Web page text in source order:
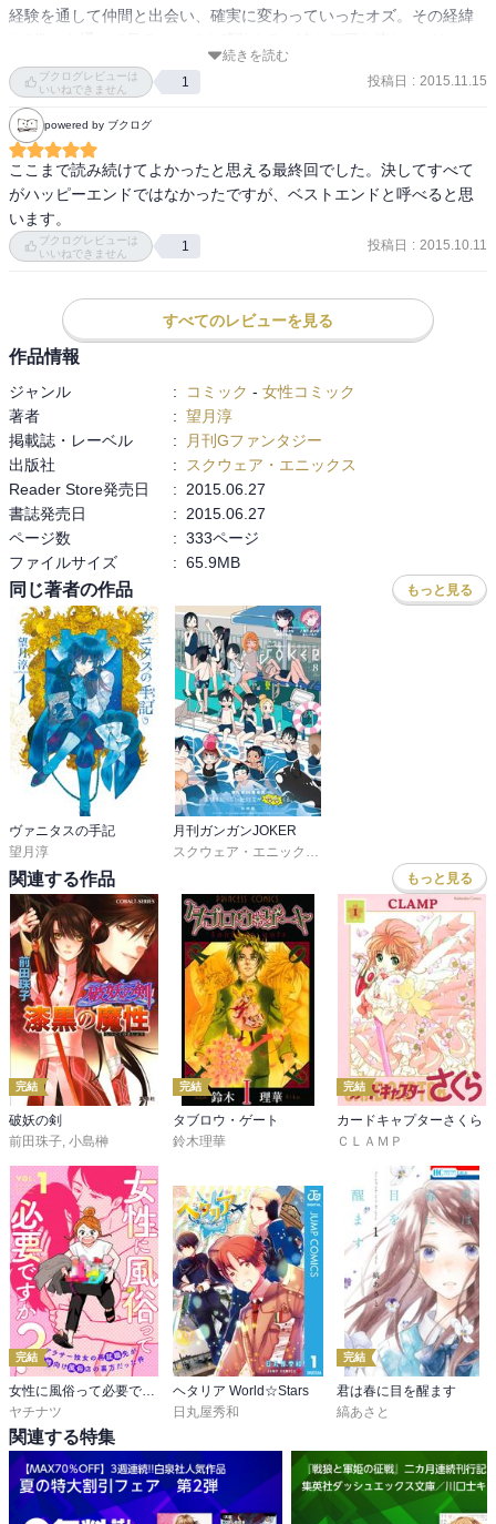
経験を通して仲間と出会い、確実に変わっていったオズ。その経緯
まで読み終えた。大好きな作品。続きを読む
ブクログレビューは
いいねできません
1 投稿日 : 2015.11.15
powered by ブクログ
ここまで読み続けてよかったと思える最終回でした。決してすべて
がハッピーエンドではなかったですが、ベストエンドと呼べると思
います。
ブクログレビューは
いいねできません
1 投稿日 : 2015.10.11
すべてのレビューを見る
作品情報
ジャンル : コミック - 女性コミック
著者
: 望月淳
掲載誌・レーベル
:
月刊Gファンタジー
出版社
:
スクウェア・エニックス
Reader Store発売日
:
2015.06.27
書誌発売日
:
2015.06.27
ページ数
: 333ページ
ファイルサイズ
: 65.9MB
同じ著者の作品 もっと見る
ヴァニタスの手記
望月淳
月刊ガンガンJOKER
スクウェア・エニックス
関連する作品 もっと見る
完結
破妖の剣
前田珠子 小島榊
完結
タブロウ・ゲート
鈴木理華
完結
カードキャプターさくら
ＣＬＡＭＰ
完結
女性に風俗って必要ですか？～アラサー独女の再就職先が女性向け風俗店の裏方だった件～
ヤチナツ
ヘタリア World☆Stars
日丸屋秀和
完結
君は春に目を醒ます
縞あさと
関連する特集